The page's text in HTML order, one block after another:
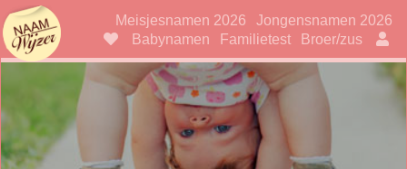
NaamwijzerMeisjesnamen 2026
Jongensnamen 2026
Babynamen
Familietest Broer/zus